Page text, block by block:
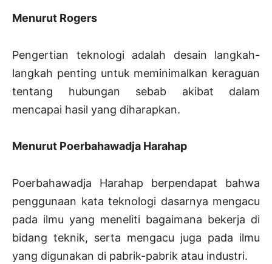
Menurut Rogers
Pengertian teknologi adalah desain langkah-
langkah penting untuk meminimalkan keraguan
tentang hubungan sebab akibat dalam
mencapai hasil yang diharapkan.
Menurut Poerbahawadja Harahap
Poerbahawadja Harahap berpendapat bahwa
penggunaan kata teknologi dasarnya mengacu
pada ilmu yang meneliti bagaimana bekerja di
bidang teknik, serta mengacu juga pada ilmu
yang digunakan di pabrik-pabrik atau industri.